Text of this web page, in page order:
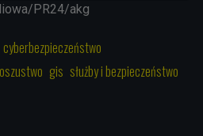
PR24/akg
cyberbezpieczeństwo
oszustwo gis służby i bezpieczeństwo